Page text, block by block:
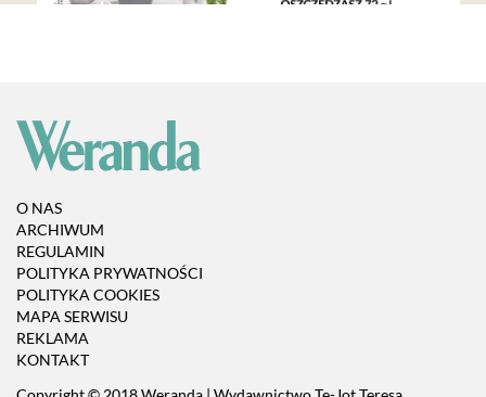
O NAS
ARCHIWUM
REGULAMIN
POLITYKA PRYWATNOŚCI
POLITYKA COOKIES
MAPA SERWISU
REKLAMA
KONTAKT